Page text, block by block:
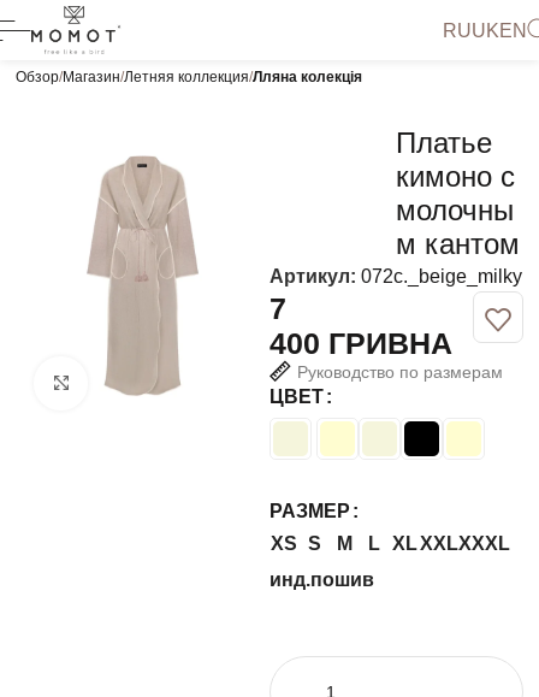
RUUKEN
Обзор Магазин Летняя коллекция Лляна колекція
Нажмите, чтобы увеличить
Платье
кимоно с
молочны
м кантом
Артикул: 072с._beige_milky
ГРИВНА
Руководство по размерам
ЦВЕТ
РАЗМЕР
XS S M L XLXXLXXXL
инд.пошив